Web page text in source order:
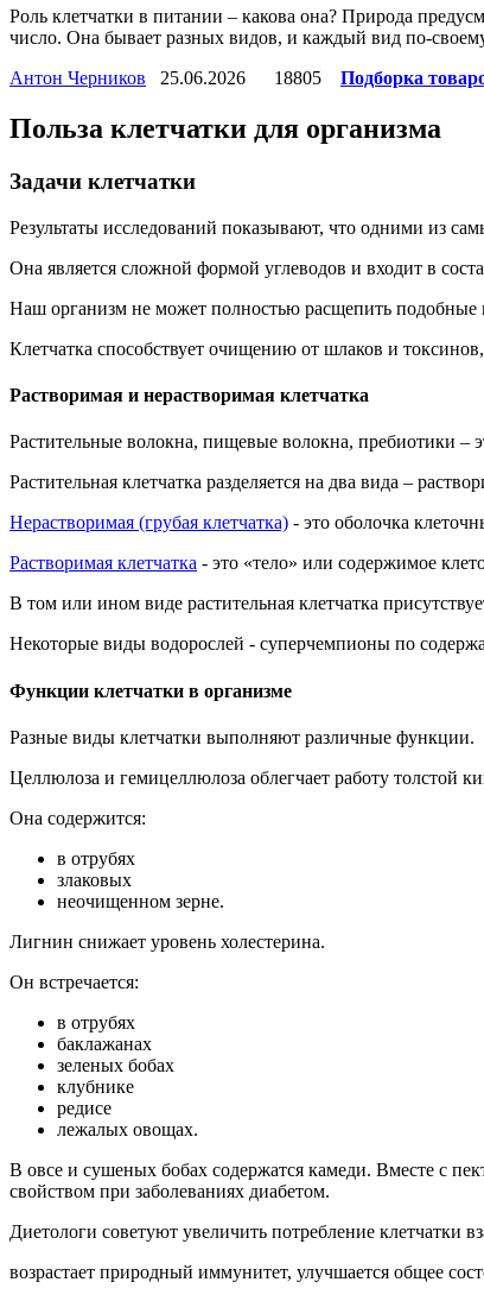
Роль клетчатки в питании – какова она? Природа
число. Она бывает разных видов, и каждый вид по-
Антон Черников
25.06.2026 18805 Подборка
Польза клетчатки для организма
Задачи клетчатки
Результаты исследований показывают, что одними из
Она является сложной формой углеводов и входит в
Наш организм не может полностью расщепить подобные
Клетчатка способствует очищению от шлаков и
Растворимая и нерастворимая клетчатка
Растительные волокна, пищевые волокна, пребиотики –
Растительная клетчатка разделяется на два вида –
Нерастворимая (грубая клетчатка) - это оболочка
Растворимая клетчатка - это «тело» или содержимое
В том или ином виде растительная клетчатка
Некоторые виды водорослей - суперчемпионы по
Функции клетчатки в организме
Разные виды клетчатки выполняют различные функции.
Целлюлоза и гемицеллюлоза облегчает работу толстой
Она содержится:
в отрубях
злаковых
неочищенном зерне.
Лигнин снижает уровень холестерина.
Он встречается:
в отрубях
баклажанах
зеленых бобах
клубнике
редисе
лежалых овощах.
В овсе и сушеных бобах содержатся камеди. Вместе с
свойством при заболеваниях диабетом.
Диетологи советуют увеличить потребление
возрастает природный иммунитет, улучшается общее